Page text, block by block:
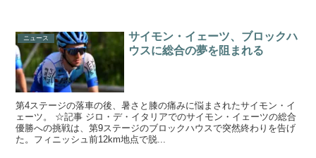
ニュース
サイモン・イェーツ、ブロックハ
ウスに総合の夢を阻まれる
第4ステージの落車の後、暑さと膝の痛みに悩まされたサイモン・イ
ェーツ。 ☆記事 ジロ・デ・イタリアでのサイモン・イェーツの総合
優勝への挑戦は、第9ステージのブロックハウスで突然終わりを告げ
た。フィニッシュ前12km地点で脱...